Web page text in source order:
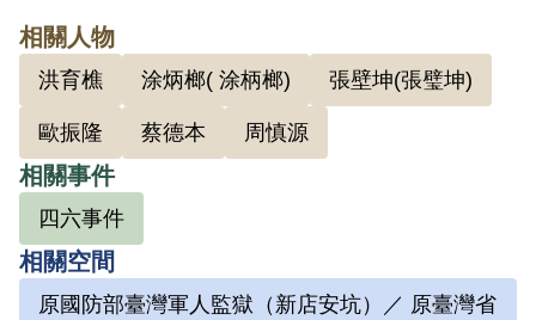
因父親不同意轉學，涂炳榔休學在家備考，
後以同等學歷考上臺灣省立師範學院藝術學
系。 涂炳榔就讀師院期間，曾參加台語劇
社，社團演出許多左翼劇本。1949年四六
事件發生時，涂炳榔因不在宿舍而逃過一
劫，但終究沒躲過牢獄之災。同年暑假，涂
炳榔參加張璧坤組織的讀書會，閱讀左派書
相關人物
洪育樵 涂炳榔( 涂柄榔) 張壁坤(張璧坤)
歐振隆 蔡德本 周慎源
相關事件
四六事件
相關空間
原國防部臺灣軍人監獄（新店安坑）／ 原臺灣省